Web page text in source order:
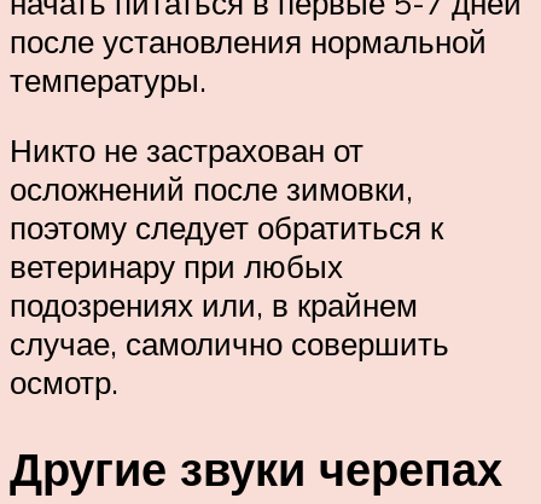
после установления нормальной
температуры.
Никто не застрахован от
осложнений после зимовки,
поэтому следует обратиться к
ветеринару при любых
подозрениях или, в крайнем
случае, самолично совершить
осмотр.
Другие звуки черепах